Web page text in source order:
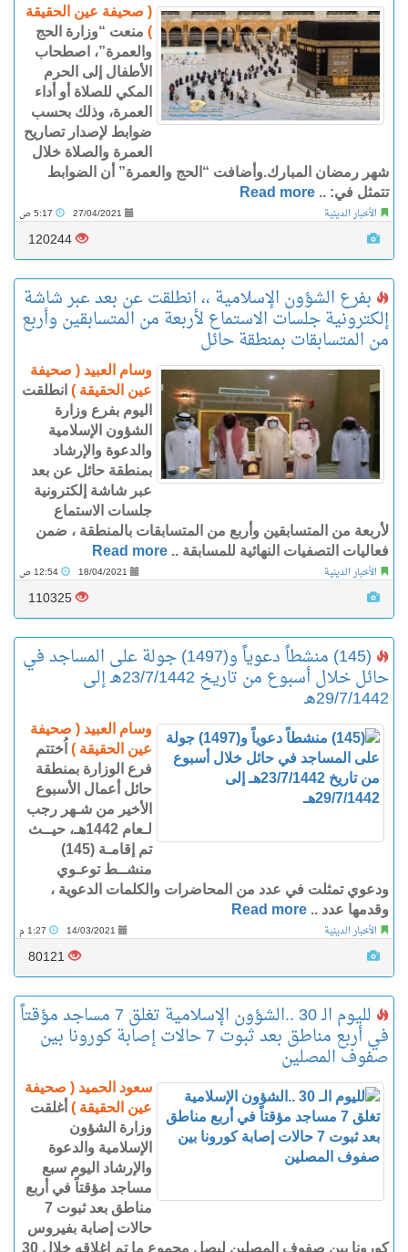
( صحيفة عين الحقيقة
) منعت “وزارة الحج
والعمرة”، اصطحاب
الأطفال إلى الحرم
المكي للصلاة أو أداء
العمرة، وذلك بحسب
ضوابط لإصدار تصاريح
العمرة والصلاة خلال
شهر رمضان المبارك.وأضافت “الحج والعمرة” أن الضوابط
تتمثل في: .. Read more
الأخبار الدينية 27/04/2021
120244
بفرع الشؤون الإسلامية ،، انطلقت عن بعد عبر شاشة
إلكترونية جلسات الاستماع لأربعة من المتسابقين وأربع
من المتسابقات بمنطقة حائل
وسام العبيد ( صحيفة
عين الحقيقة ) انطلقت
اليوم بفرع وزارة
الشؤون الإسلامية
والدعوة والإرشاد
بمنطقة حائل عن بعد
عبر شاشة إلكترونية
جلسات الاستماع
لأربعة من المتسابقين وأربع من المتسابقات بالمنطقة ، ضمن
فعاليات التصفيات النهائية للمسابقة .. Read more
الأخبار الدينية 18/04/2021
110325
(145) منشطاً دعوياً و(1497) جولة على المساجد في
حائل خلال أسبوع من تاريخ 23/7/1442هـ إلى
29/7/1442هـ
وسام العبيد ( صحيفة
عين الحقيقة ) اُختتم
فرع الوزارة بمنطقة
حائل أعمال الأسبوع
الأخير من شـهر رجب
لـعام 1442هـ، حيــث
تم إقامـة (145)
منشــط توعـوي
ودعوي تمثلت في عدد من المحاضرات والكلمات الدعوية ،
وقدمها عدد .. Read more
الأخبار الدينية 14/03/2021
80121
لليوم الـ 30 ..الشؤون الإسلامية تغلق 7 مساجد مؤقتاً
في أربع مناطق بعد ثبوت 7 حالات إصابة كورونا بين
صفوف المصلين
سعود الحميد ( صحيفة
عين الحقيقة ) أغلقت
وزارة الشؤون
الإسلامية والدعوة
والإرشاد اليوم سبع
مساجد مؤقتاً في أربع
مناطق بعد ثبوت 7
حالات إصابة بفيروس
كورونا بين صفوف المصلين ليصل مجموع ما تم إغلاقه خلال 30